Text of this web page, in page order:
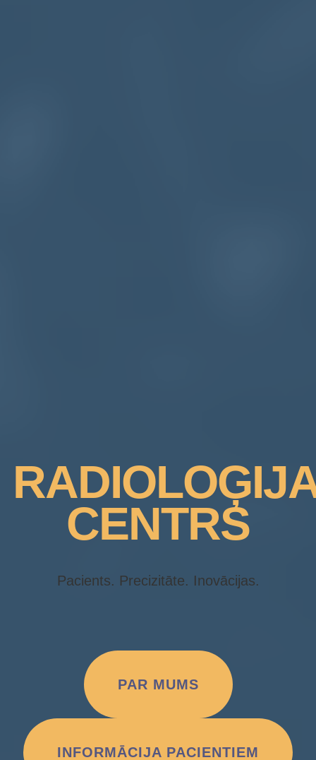
CENTRS
Pacients. Precizitāte. Inovācijas.
PAR MUMS
INFORMĀCIJA PACIENTIEM